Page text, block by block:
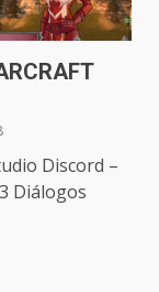
Discord –
Diálogos